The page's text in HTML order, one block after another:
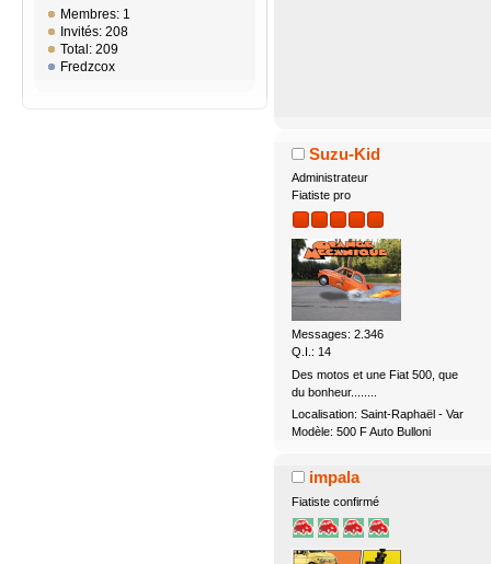
Membres: 1
Invités: 208
Total: 209
Fredzcox
Suzu-Kid
Administrateur
Fiatiste pro
Messages: 2.346
Q.I.: 14
Des motos et une Fiat 500, que
du bonheur........
Localisation: Saint-Raphaël - Var
Modèle: 500 F Auto Bulloni
impala
Fiatiste confirmé